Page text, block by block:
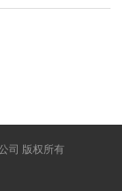
司 版权所有